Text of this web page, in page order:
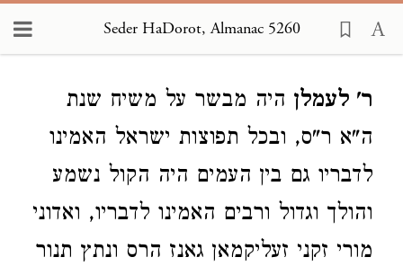
Seder HaDorot, Almanac 5260
ר' לעמלן היה מבשר על משיח שנת
ה"א ר"ס, ובכל תפוצות ישראל האמינו
לדבריו גם בין העמים היה הקול נשמע
והולך וגדול ורבים האמינו לדבריו, ואדוני
מורי זקני זעליקמאן גאנז הרס ונתץ תנור